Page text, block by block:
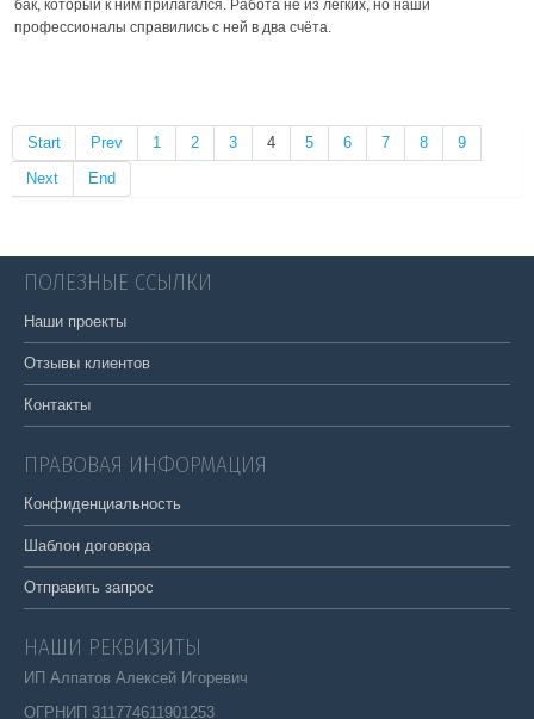
бак, который к ним прилагался. Работа не из лёгких, но наши
профессионалы справились с ней в два счёта.
Start Prev 1 2 3 4 5 6 7 8
9
Next
End
ПОЛЕЗНЫЕ ССЫЛКИ
Наши проекты
Отзывы клиентов
Контакты
ПРАВОВАЯ ИНФОРМАЦИЯ
Конфиденциальность
Шаблон договора
Отправить запрос
НАШИ РЕКВИЗИТЫ
ИП Алпатов Алексей Игоревич
ОГРНИП 311774611901253